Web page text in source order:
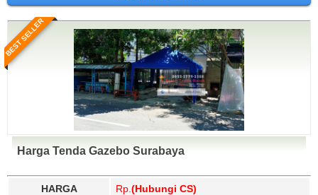
BEST SELLER
Harga Tenda Gazebo Surabaya
HARGA Rp. (Hubungi CS)